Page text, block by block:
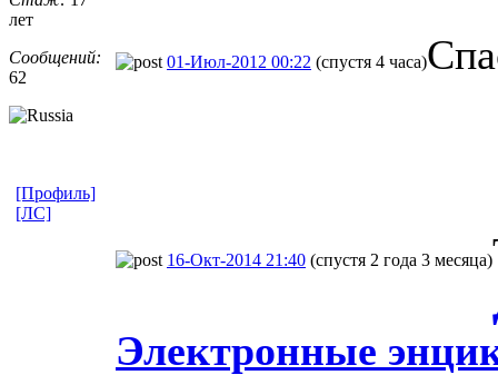
лет
Сообщений:
62
01-Июл-2012 00:22 (спустя 4 часа)
[Профиль]
[ЛС]
16-Окт-2014 21:40 (спустя 2 года 3 месяца)
Электронные